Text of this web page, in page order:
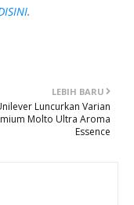
.
LEBIH BARU
Luncurkan Varian
Molto Ultra Aroma
Essence